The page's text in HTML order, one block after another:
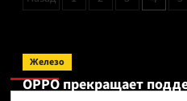
10
Поиск
Железо
OPPO прекращает